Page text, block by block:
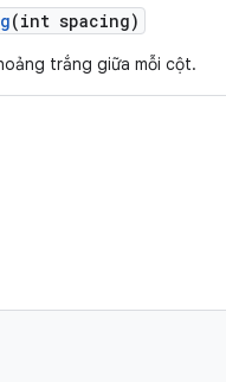
(int spacing)
trắng giữa mỗi cột.